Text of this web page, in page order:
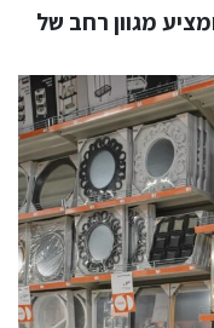
מגוון רחב של